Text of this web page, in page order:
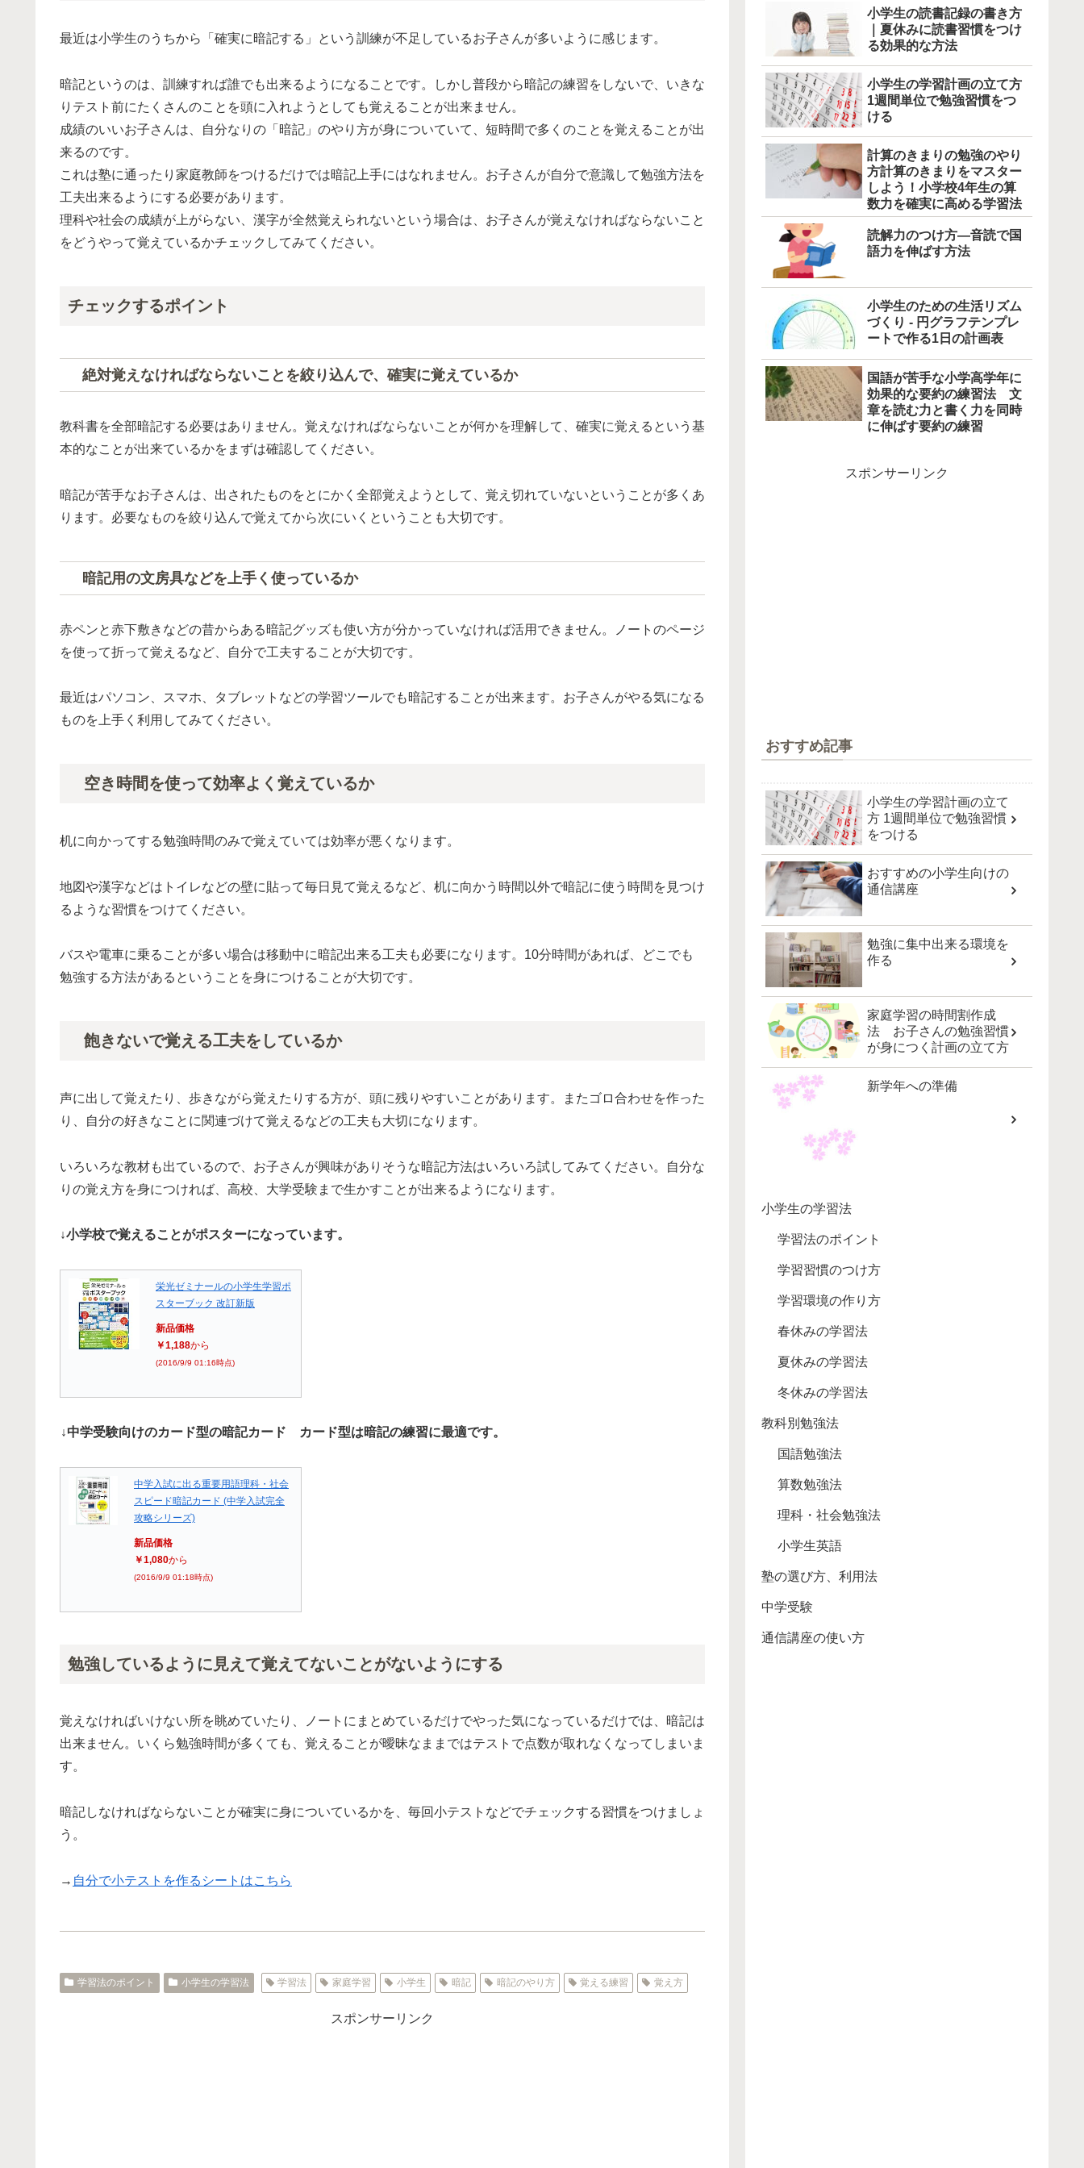
最近は小学生のうちから「確実に暗記する」という訓練が不足しているお子さんが多いように感じます。
暗記というのは、訓練すれば誰でも出来るようになることです。しかし普段から暗記の練習をしないで、いきな
りテスト前にたくさんのことを頭に入れようとしても覚えることが出来ません。
成績のいいお子さんは、自分なりの「暗記」のやり方が身についていて、短時間で多くのことを覚えることが出
来るのです。
これは塾に通ったり家庭教師をつけるだけでは暗記上手にはなれません。お子さんが自分で意識して勉強方法を
工夫出来るようにする必要があります。
理科や社会の成績が上がらない、漢字が全然覚えられないという場合は、お子さんが覚えなければならないこと
をどうやって覚えているかチェックしてみてください。
チェックするポイント
絶対覚えなければならないことを絞り込んで、確実に覚えているか
教科書を全部暗記する必要はありません。覚えなければならないことが何かを理解して、確実に覚えるという基
本的なことが出来ているかをまずは確認してください。
暗記が苦手なお子さんは、出されたものをとにかく全部覚えようとして、覚え切れていないということが多くあ
ります。必要なものを絞り込んで覚えてから次にいくということも大切です。
暗記用の文房具などを上手く使っているか
赤ペンと赤下敷きなどの昔からある暗記グッズも使い方が分かっていなければ活用できません。ノートのページ
を使って折って覚えるなど、自分で工夫することが大切です。
最近はパソコン、スマホ、タブレットなどの学習ツールでも暗記することが出来ます。お子さんがやる気になる
ものを上手く利用してみてください。
空き時間を使って効率よく覚えているか
机に向かってする勉強時間のみで覚えていては効率が悪くなります。
地図や漢字などはトイレなどの壁に貼って毎日見て覚えるなど、机に向かう時間以外で暗記に使う時間を見つけ
るような習慣をつけてください。
バスや電車に乗ることが多い場合は移動中に暗記出来る工夫も必要になります。10分時間があれば、どこでも
勉強する方法があるということを身につけることが大切です。
飽きないで覚える工夫をしているか
声に出して覚えたり、歩きながら覚えたりする方が、頭に残りやすいことがあります。またゴロ合わせを作った
り、自分の好きなことに関連づけて覚えるなどの工夫も大切になります。
いろいろな教材も出ているので、お子さんが興味がありそうな暗記方法はいろいろ試してみてください。自分な
りの覚え方を身につければ、高校、大学受験まで生かすことが出来るようになります。
↓小学校で覚えることがポスターになっています。
栄光ゼミナールの小学生学習ポ
スターブック 改訂新版
新品価格
￥1,188から
(2016/9/9 01:16時点)
↓中学受験向けのカード型の暗記カード カード型は暗記の練習に最適です。
中学入試に出る重要用語理科・社会
スピード暗記カード (中学入試完全
攻略シリーズ)
新品価格
￥1,080から
(2016/9/9 01:18時点)
勉強しているように見えて覚えてないことがないようにする
覚えなければいけない所を眺めていたり、ノートにまとめているだけでやった気になっているだけでは、暗記は
出来ません。いくら勉強時間が多くても、覚えることが曖昧なままではテストで点数が取れなくなってしまいま
す。
暗記しなければならないことが確実に身についているかを、毎回小テストなどでチェックする習慣をつけましょ
う。
→ 自分で小テストを作るシートはこちら
学習法のポイント 小学生の学習法 学習法 家庭学習 小学生 暗記 暗記のやり方 覚える練習 覚え方
スポンサーリンク
小学生の読書記録の書き方
｜夏休みに読書習慣をつけ
る効果的な方法
小学生の学習計画の立て方
1週間単位で勉強習慣をつ
ける
計算のきまりの勉強のやり
方計算のきまりをマスター
しよう！小学校4年生の算
数力を確実に高める学習法
読解力のつけ方―音読で国
語力を伸ばす方法
小学生のための生活リズム
づくり - 円グラフテンプレ
ートで作る1日の計画表
国語が苦手な小学高学年に
効果的な要約の練習法 文
章を読む力と書く力を同時
に伸ばす要約の練習
スポンサーリンク
おすすめ記事
小学生の学習計画の立て
方 1週間単位で勉強習慣
をつける
おすすめの小学生向けの
通信講座
勉強に集中出来る環境を
作る
家庭学習の時間割作成
法 お子さんの勉強習慣
が身につく計画の立て方
新学年への準備
小学生の学習法
学習法のポイント
学習習慣のつけ方
学習環境の作り方
春休みの学習法
夏休みの学習法
冬休みの学習法
教科別勉強法
国語勉強法
算数勉強法
理科・社会勉強法
小学生英語
塾の選び方、利用法
中学受験
通信講座の使い方